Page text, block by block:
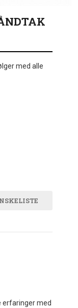
med alle
erfaringer med